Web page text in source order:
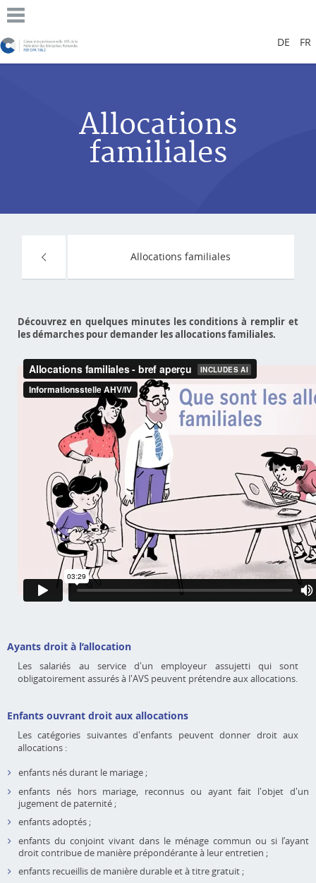
DE FR
Allocations
familiales
Allocations familiales
Découvrez en quelques minutes les conditions à remplir et
les démarches pour demander les allocations familiales.
Ayants droit à l’allocation
Les salariés au service d'un employeur assujetti qui sont
obligatoirement assurés à l'AVS peuvent prétendre aux allocations.
Enfants ouvrant droit aux allocations
Les catégories suivantes d'enfants peuvent donner droit aux
allocations :
enfants nés durant le mariage ;
enfants nés hors mariage, reconnus ou ayant fait l'objet d'un
jugement de paternité ;
enfants adoptés ;
enfants du conjoint vivant dans le ménage commun ou si l’ayant
droit contribue de manière prépondérante à leur entretien ;
enfants recueillis de manière durable et à titre gratuit ;